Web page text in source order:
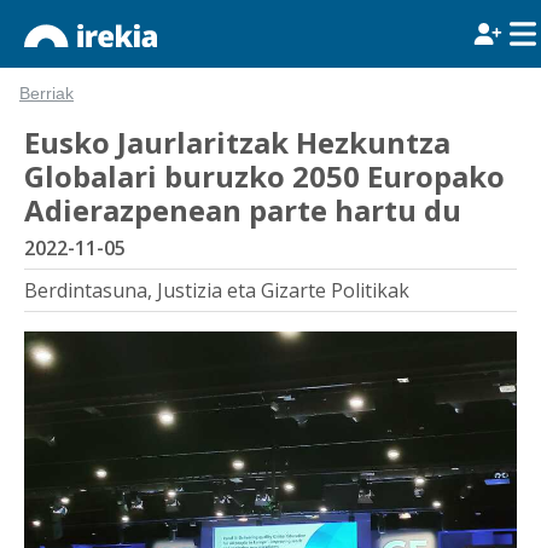
Berriak
Eusko Jaurlaritzak Hezkuntza
Globalari buruzko 2050 Europako
Adierazpenean parte hartu du
2022-11-05
Berdintasuna, Justizia eta Gizarte Politikak